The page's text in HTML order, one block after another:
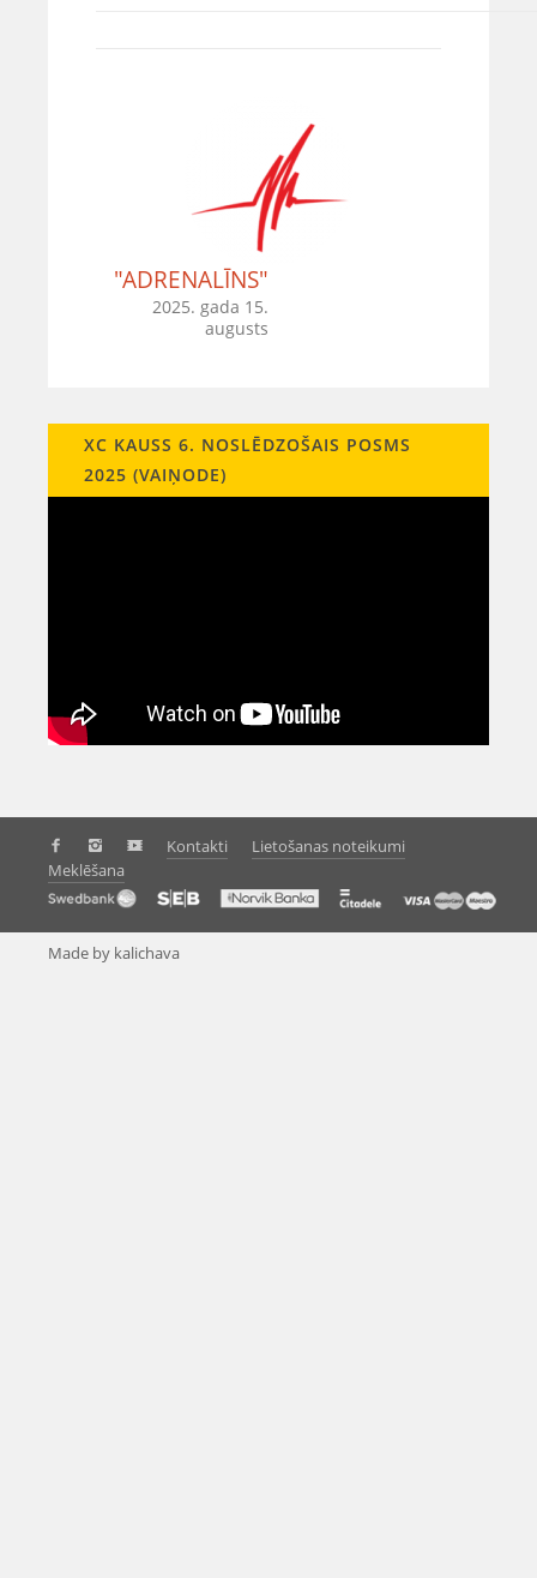
"ADRENALĪNS"
2025. gada 15.
augusts
XC KAUSS 6. NOSLĒDZOŠAIS POSMS
2025 (VAIŅODE)
Kontakti
Lietošanas noteikumi
Meklēšana
Made by kalichava